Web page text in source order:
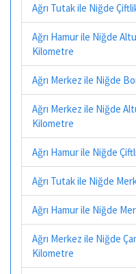
Ağrı Tutak ile Niğde
Ağrı Hamur ile Niğde
Kilometre
Ağrı Merkez ile Niğde
Ağrı Merkez ile Niğde
Kilometre
Ağrı Hamur ile Niğde
Ağrı Tutak ile Niğde
Ağrı Hamur ile Niğde
Ağrı Merkez ile Niğde
Kilometre